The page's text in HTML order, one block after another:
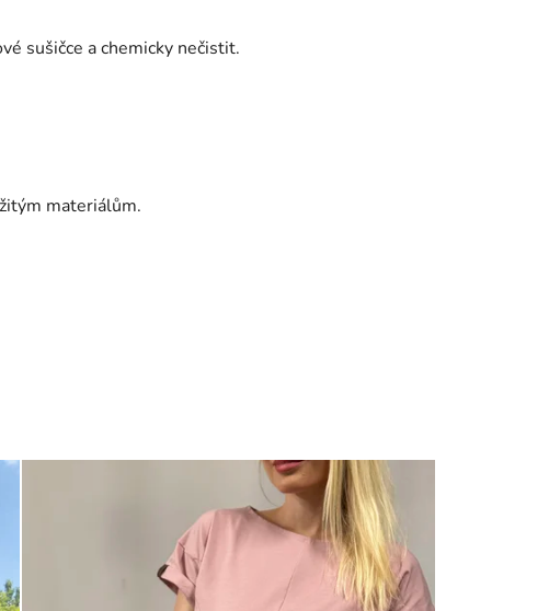
sušičce a chemicky nečistit.
materiálům.